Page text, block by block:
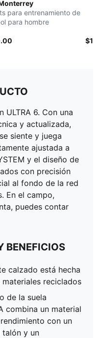
para entrenamiento de
para hombre
ULTRA 6. Con una
y actualizada,
siente y juega
ajustada a
y el diseño de
con precisión
al fondo de la red
En el campo,
puedes contar
BENEFICIOS
calzado está hecha
reciclados
de la suela
combina un material
con un
y un